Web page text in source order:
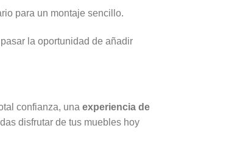
para un montaje sencillo.
la oportunidad de añadir
confianza, una experiencia de
disfrutar de tus muebles hoy